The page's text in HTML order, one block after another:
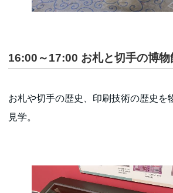
16:00～17:00 お札と切手の博物
お札や切手の歴史、印刷技術の歴史を
見学。